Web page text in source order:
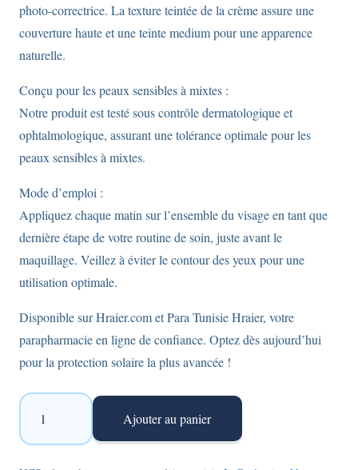
photo-correctrice. La texture teintée de la crème assure une
couverture haute et une teinte medium pour une apparence
naturelle.
Conçu pour les peaux sensibles à mixtes :
Notre produit est testé sous contrôle dermatologique et
ophtalmologique, assurant une tolérance optimale pour les
peaux sensibles à mixtes.
Mode d’emploi :
Appliquez chaque matin sur l’ensemble du visage en tant que
dernière étape de votre routine de soin, juste avant le
maquillage. Veillez à éviter le contour des yeux pour une
utilisation optimale.
Disponible sur Hraier.com et Para Tunisie Hraier, votre
parapharmacie en ligne de confiance. Optez dès aujourd’hui
pour la protection solaire la plus avancée !
quantité
La
Ajouter au panier